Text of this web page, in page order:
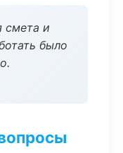
смета и
было